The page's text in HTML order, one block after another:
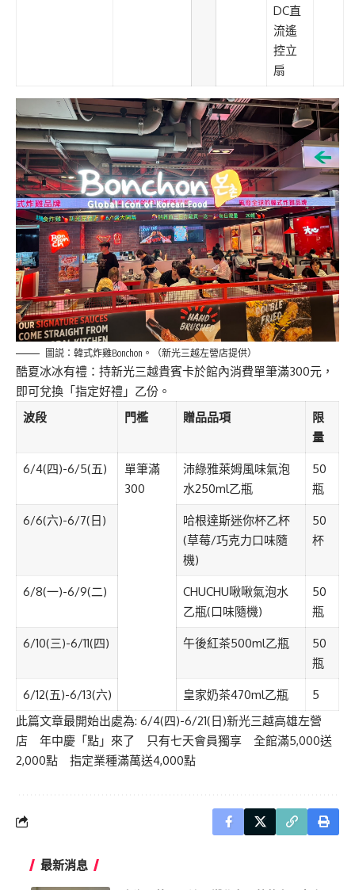
DC直
流遙
控立
扇
圖説：韓式炸雞Bonchon。（新光三越左營店提供）
酷夏冰冰有禮：持新光三越貴賓卡於館內消費單筆滿300元，
即可兌換「指定好禮」乙份。
波段
門檻 贈品品項
限
量
6/4(四)-6/5(五)
單筆滿
300
沛綠雅萊姆風味氣泡
水250ml乙瓶
50
瓶
6/6(六)-6/7(日)
哈根達斯迷你杯乙杯
(草莓/巧克力口味隨
機)
50
杯
6/8(一)-6/9(二) CHUCHU啾啾氣泡水
乙瓶(口味隨機)
50
瓶
6/10(三)-6/11(四) 午後紅茶500ml乙瓶
50
瓶
6/12(五)-6/13(六) 皇家奶茶470ml乙瓶
5
此篇文章最開始出處為: 6/4(四)-6/21(日)新光三越高雄左營
店 年中慶「點」來了 只有七天會員獨享 全館滿5,000送
2,000點 指定業種滿萬送4,000點
最新消息